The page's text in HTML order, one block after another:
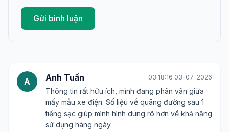
Gửi bình luận
A Anh Tuấn 03:18:16 03-07-2026
Thông tin rất hữu ích, mình đang phân vân giữa
mấy mẫu xe điện. Số liệu về quãng đường sau 1
tiếng sạc giúp mình hình dung rõ hơn về khả năng
sử dụng hàng ngày.